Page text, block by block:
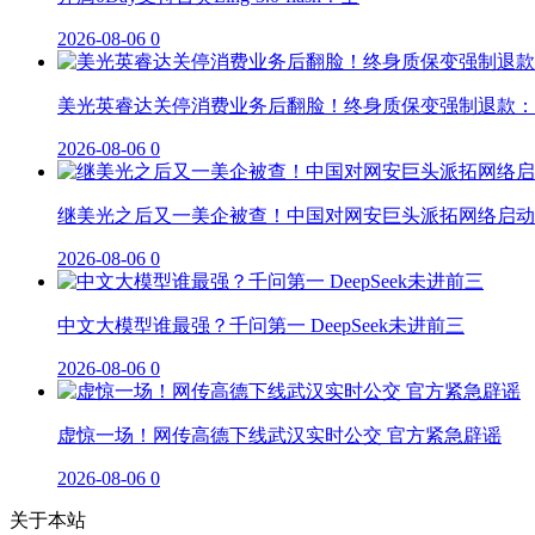
2026-08-06 0
美光英睿达关停消费业务后翻脸！终身质保变强制退款
2026-08-06 0
继美光之后又一美企被查！中国对网安巨头派拓网络启
2026-08-06 0
中文大模型谁最强？千问第一 DeepSeek未进前三
2026-08-06 0
虚惊一场！网传高德下线武汉实时公交 官方紧急辟谣
2026-08-06 0
关于本站